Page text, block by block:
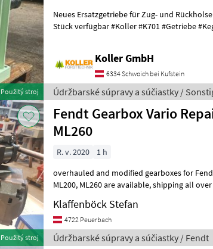
Použitý stroj
Neues Ersatzgetriebe für Zug- und
Stück verfügbar #Koller #K701 #Getriebe #Kegelstirnradgetriebe
Koller GmbH
6334 Schwoich bei Kufstein
Údržbarské súpravy a súčiastky /
Použitý stroj
Fendt Gearbox Vario
ML260
R. v. 2020
1 h
overhauled and modified gearboxes for Fendt Vario
ML200, ML260 are available, shipping all over europe Údržbarské
Klaffenböck Stefan
4722 Peuerbach
Údržbarské súpravy a súčiastky / Fendt